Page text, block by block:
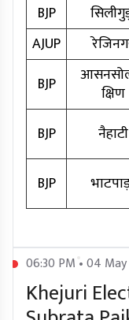
BJP
AJUP
BJP
क्षिण
BJP नैहाटी
BJP
06:30 PM • 04
Khejuri